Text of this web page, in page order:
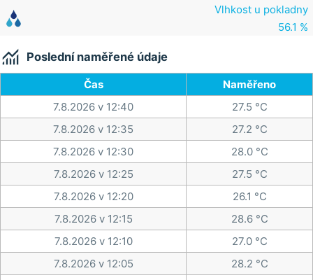
Vlhkost u pokladny
56.1 %
 Poslední naměřené údaje
Čas
Naměřeno
7.8.2026 v 12:40
27.5 °C
7.8.2026 v 12:35
27.2 °C
7.8.2026 v 12:30
28.0 °C
7.8.2026 v 12:25
27.5 °C
7.8.2026 v 12:20
26.1 °C
7.8.2026 v 12:15
28.6 °C
7.8.2026 v 12:10
27.0 °C
7.8.2026 v 12:05
28.2 °C